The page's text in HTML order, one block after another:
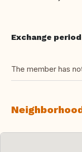
Exchange
The member has